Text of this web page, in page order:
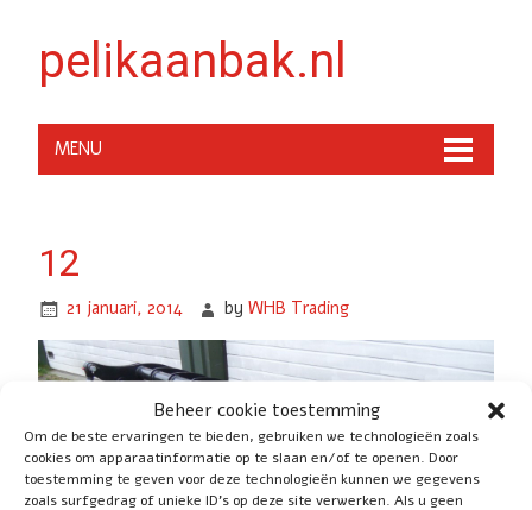
Beheer cookie toestemming
Om de beste ervaringen te bieden, gebruiken we technologieën zoals
cookies om apparaatinformatie op te slaan en/of te openen. Door
toestemming te geven voor deze technologieën kunnen we gegevens
zoals surfgedrag of unieke ID's op deze site verwerken. Als u geen
pelikaanbak.nl
MENU
12
21 januari, 2014 byWHB Trading